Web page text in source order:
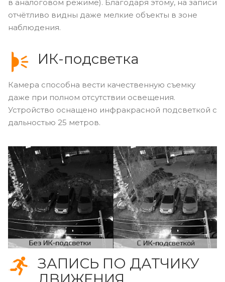
в аналоговом режиме). Благодаря этому, на записи
отчётливо видны даже мелкие объекты в зоне
наблюдения.
ИК-подсветка
Камера способна вести качественную съемку
даже при полном отсутствии освещения.
Устройство оснащено инфракрасной подсветкой с
дальностью 25 метров.
ЗАПИСЬ ПО ДАТЧИКУ